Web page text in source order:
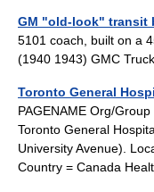
GM "old-look" transit
5101 coach, built on a
(1940 1943) GMC
Toronto General
PAGENAME Org/
Toronto General
University Avenue).
Country = Canada